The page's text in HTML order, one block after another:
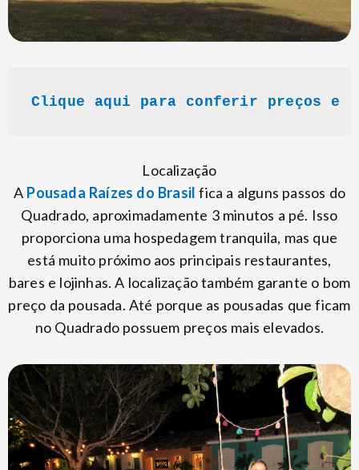
Clique aqui para conferir preços e
Localização
A Pousada Raízes do Brasil fica a alguns passos do
Quadrado, aproximadamente 3 minutos a pé. Isso
proporciona uma hospedagem tranquila, mas que
está muito próximo aos principais restaurantes,
bares e lojinhas. A localização também garante o bom
preço da pousada. Até porque as pousadas que ficam
no Quadrado possuem preços mais elevados.